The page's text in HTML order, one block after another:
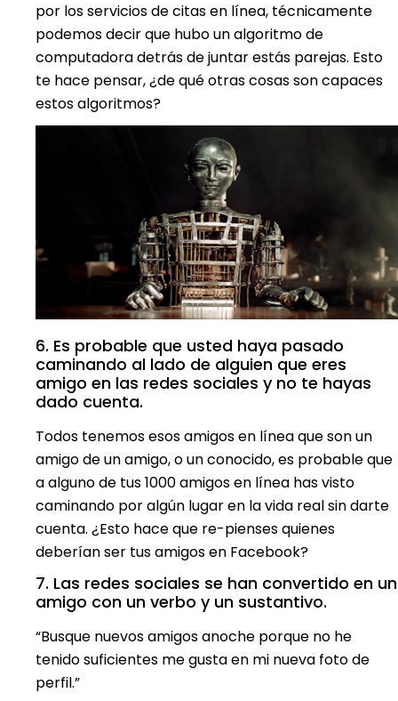
por los servicios de citas en línea, técnicamente
podemos decir que hubo un algoritmo de
computadora detrás de juntar estás parejas. Esto
te hace pensar, ¿de qué otras cosas son capaces
estos algoritmos?
6. Es probable que usted haya pasado
caminando al lado de alguien que eres
amigo en las redes sociales y no te hayas
dado cuenta.
Todos tenemos esos amigos en línea que son un
amigo de un amigo, o un conocido, es probable que
a alguno de tus 1000 amigos en línea has visto
caminando por algún lugar en la vida real sin darte
cuenta. ¿Esto hace que re-pienses quienes
deberían ser tus amigos en Facebook?
7. Las redes sociales se han convertido en un
amigo con un verbo y un sustantivo.
“Busque nuevos amigos anoche porque no he
tenido suficientes me gusta en mi nueva foto de
perfil.”